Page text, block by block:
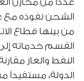
الشحن نفوذه مع
من بينها قطاع
القسم خدماته
النفط والغاز
الدولة، مستفيداً